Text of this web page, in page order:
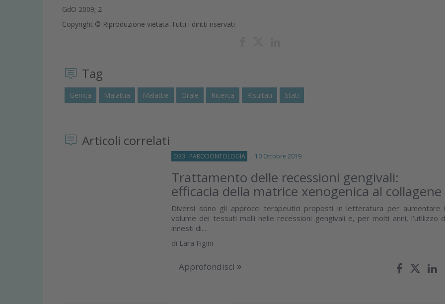
GdO 2009; 2
Copyright © Riproduzione vietata-Tutti i diritti riservati
Tag
Genica Malattia Malattie Orale Ricerca Risultati Stati
Articoli correlati
O33 PARODONTOLOGIA 10 Ottobre 2019
Trattamento delle recessioni gengivali:
efficacia della matrice xenogenica al collagene
Diversi sono gli approcci terapeutici proposti in letteratura per aumentare
volume dei tessuti molli nelle recessioni gengivali e, per molti anni, l’utilizzo
innesti di...
di Lara Figini
Approfondisci